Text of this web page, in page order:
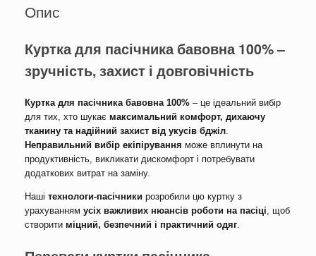
Опис
Куртка для пасічника бавовна 100% –
зручність, захист і довговічність
Куртка для пасічника бавовна 100% – це ідеальний вибір
для тих, хто шукає максимальний комфорт, дихаючу
тканину та надійний захист від укусів бджіл
Неправильний вибір екіпірування може вплинути на
продуктивність, викликати дискомфорт і потребувати
додаткових витрат на заміну.
Наші технологи-пасічники розробили цю куртку з
урахуванням усіх важливих нюансів роботи на пасіці , щоб
створити міцний, безпечний і практичний одяг